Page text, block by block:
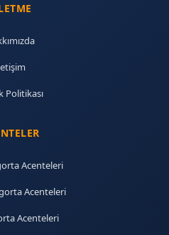
Politikası
Acenteleri
Acenteleri
Acenteleri